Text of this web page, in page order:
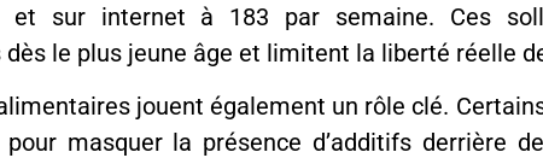
et sur internet à 183 par semaine. Ces
le plus jeune âge et limitent la liberté réelle
jouent également un rôle clé.
masquer la présence d’additifs derrière